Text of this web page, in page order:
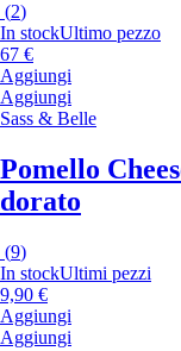
(2)
In stockUltimo pezzo
67 €
Aggiungi
Aggiungi
Sass & Belle
Pomello
dorato
(9)
In stockUltimi pezzi
9,90 €
Aggiungi
Aggiungi